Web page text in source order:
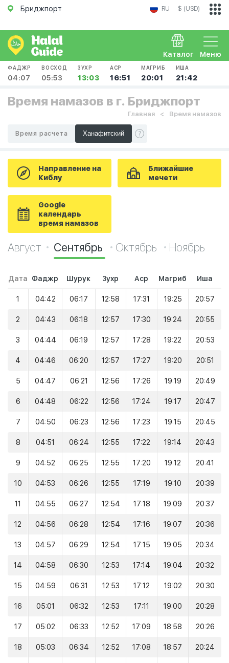
Бриджпорт RU $ (USD)
Меню
Каталог
ФАДЖР
04:07
ВОСХОД
05:53
ЗУХР
13:03
АСР
16:51
МАГРИБ
20:01
ИША
21:42
Время намазов в г. Бриджпорт
Главная Время намазов
Время расчета
Направление на
Киблу
Ближайшие
мечети
Google
календарь
время намазов
Август Сентябрь Октябрь Ноябрь
Дата Фаджр Шурук Зухр Аср Магриб Иша
1 04:42 06:17 12:58 17:31 19:25 20:57
2 04:43 06:18 12:57 17:30 19:24 20:55
3 04:44 06:19 12:57 17:28 19:22 20:53
4 04:46 06:20 12:57 17:27 19:20 20:51
5 04:47 06:21 12:56 17:26 19:19 20:49
6 04:48 06:22 12:56 17:24 19:17 20:47
7 04:50 06:23 12:56 17:23 19:15 20:45
8 04:51 06:24 12:55 17:22 19:14 20:43
9 04:52 06:25 12:55 17:20 19:12 20:41
10 04:53 06:26 12:55 17:19 19:10 20:39
11 04:55 06:27 12:54 17:18 19:09 20:37
12 04:56 06:28 12:54 17:16 19:07 20:36
13 04:57 06:29 12:54 17:15 19:05 20:34
14 04:58 06:30 12:53 17:14 19:04 20:32
15 04:59 06:31 12:53 17:12 19:02 20:30
16 05:01 06:32 12:53 17:11 19:00 20:28
17 05:02 06:33 12:52 17:09 18:58 20:26
18 05:03 06:34 12:52 17:08 18:57 20:24